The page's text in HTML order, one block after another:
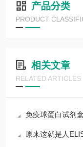
产品分类
PRODUCT
相关文章
RELATED ARTICLES
免疫球蛋白试剂
原来这就是人